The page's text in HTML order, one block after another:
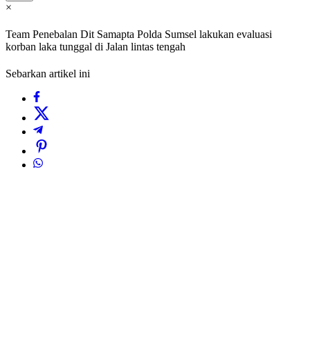
×
Team Penebalan Dit Samapta Polda Sumsel lakukan evaluasi
korban laka tunggal di Jalan lintas tengah
Sebarkan artikel ini